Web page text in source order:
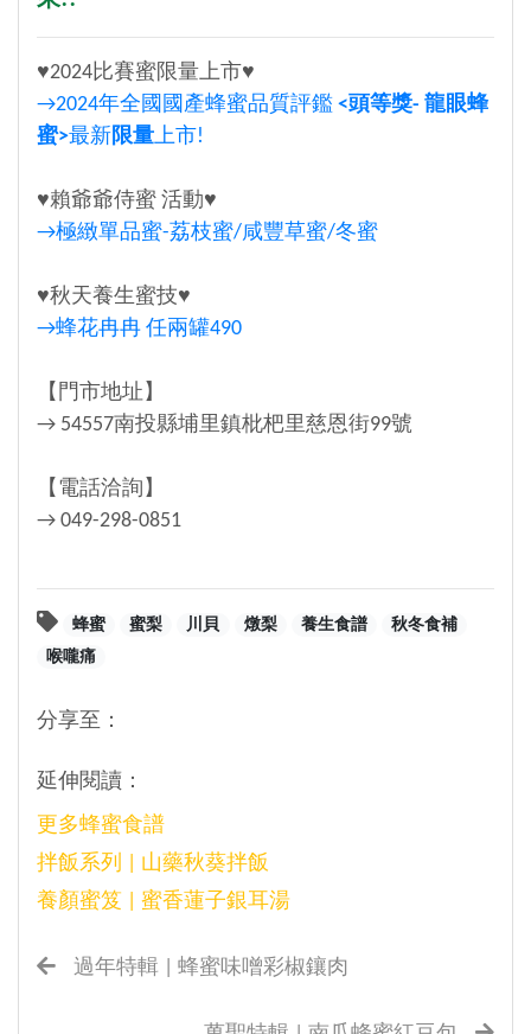
♥2024比賽蜜限量上市♥
→2024年全國國產蜂蜜品質評鑑 <頭等獎- 龍眼蜂
蜜>最新限量上市!
♥賴爺爺侍蜜 活動♥
→極緻單品蜜-荔枝蜜/咸豐草蜜/冬蜜
♥秋天養生蜜技♥
→蜂花冉冉 任兩罐490
【門市地址】
→ 54557南投縣埔里鎮枇杷里慈恩街99號
【電話洽詢】
→ 049-298-0851
蜂蜜 蜜梨 川貝 燉梨 養生食譜 秋冬食補
喉嚨痛
分享至：
延伸閱讀：
更多蜂蜜食譜
拌飯系列 | 山藥秋葵拌飯
養顏蜜笈 | 蜜香蓮子銀耳湯
過年特輯 | 蜂蜜味噌彩椒鑲肉